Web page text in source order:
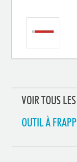
VOIR TOUS
OUTIL À